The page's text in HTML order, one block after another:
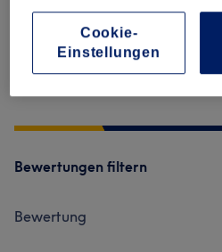
Sauberkeit
Bewertungen filtern
Bewertung
Cookie-
Einstellungen